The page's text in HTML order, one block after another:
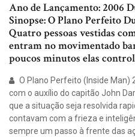
Ano de Lançamento: 2006
Sinopse: O Plano Perfeito
Quatro pessoas vestidas
entram no movimentado
poucos minutos elas
O Plano Perfeito (Inside Man)
com o auxílio do capitão John
que a situação seja resolvida
contavam com a frieza e
sempre um passo à frente das